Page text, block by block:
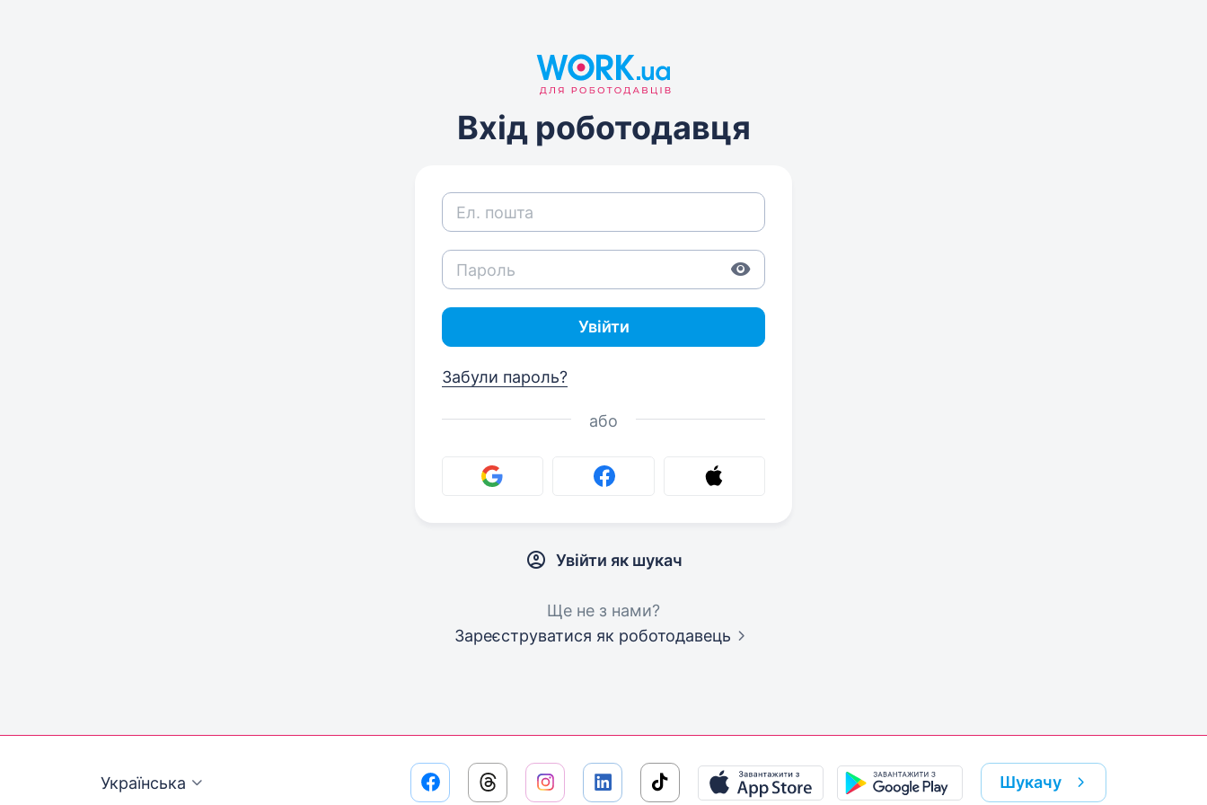
Вхід роботодавця
Увійти
Забули пароль?
або
Увійти як шукач
Ще не з нами?
Зареєструватися як роботодавець
Українська Шукачу